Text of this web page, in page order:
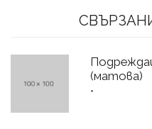
(матова)
*